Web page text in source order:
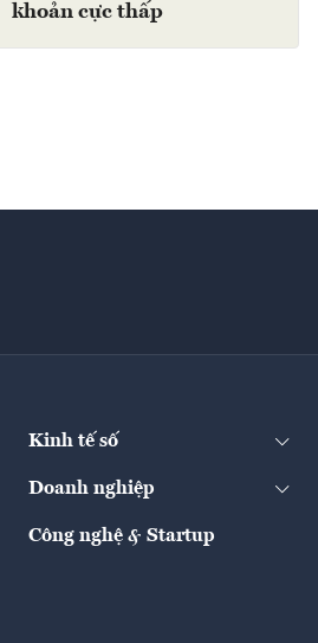
khoản cực thấp
Kinh tế số
Doanh nghiệp
Công nghệ & Startup